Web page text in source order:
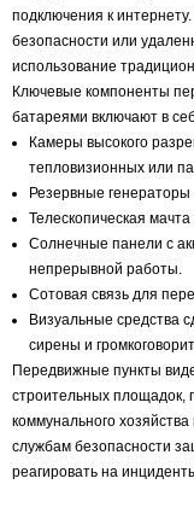
подключения к
безопасности или
использование
Ключевые компоненты
батареями включают в
Камеры высокого
тепловизионных или
Резервные
Телескопическая
Солнечные панели с
непрерывной работы.
Сотовая связь для
Визуальные средства
сирены и
Передвижные пункты
строительных площадок,
коммунального
службам безопасности
реагировать на